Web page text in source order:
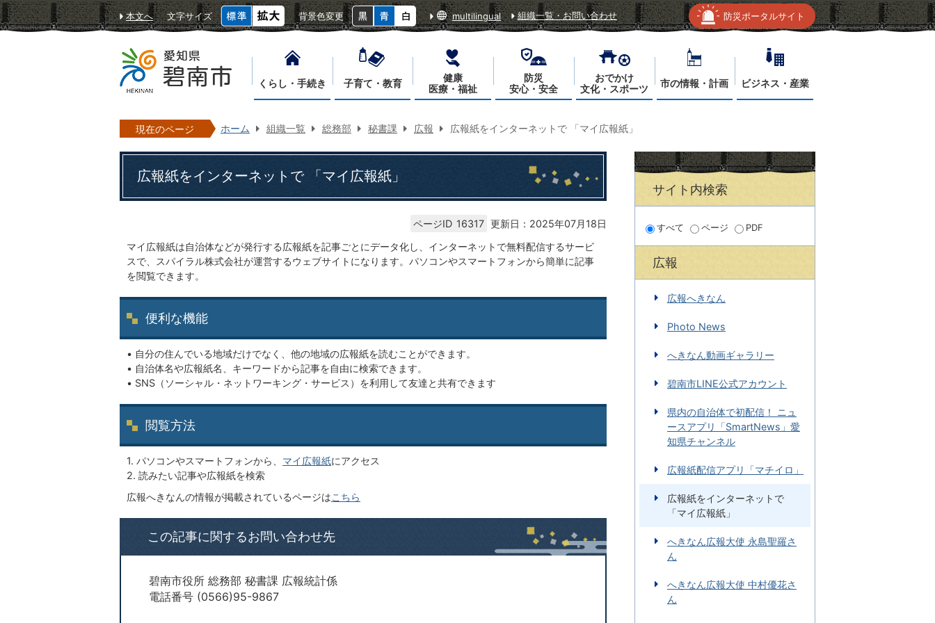
本文へ 文字サイズ 背景色変更 multilingual 組織一覧・お問い合わせ 防災ポータルサイト
くらし・手続き 子育て・教育
健康
医療・福祉
防災
安心・安全
おでかけ
文化・スポーツ
市の情報・計画 ビジネス・産業
現在のページ ホーム 組織一覧 総務部 秘書課 広報 広報紙をインターネットで 「マイ広報紙」
広報紙をインターネットで 「マイ広報紙」
ページID 16317 更新日：2025年07月18日
マイ広報紙は自治体などが発行する広報紙を記事ごとにデータ化し、インターネットで無料配信するサービ
スで、スパイラル株式会社が運営するウェブサイトになります。パソコンやスマートフォンから簡単に記事
を閲覧できます。
便利な機能
• 自分の住んでいる地域だけでなく、他の地域の広報紙を読むことができます。
• 自治体名や広報紙名、キーワードから記事を自由に検索できます。
• SNS（ソーシャル・ネットワーキング・サービス）を利用して友達と共有できます
閲覧方法
1. パソコンやスマートフォンから、 マイ広報紙にアクセス
2. 読みたい記事や広報紙を検索
広報へきなんの情報が掲載されているページはこちら
この記事に関するお問い合わせ先
碧南市役所 総務部 秘書課 広報統計係
電話番号 (0566)95-9867
サイト内検索
すべて ページ PDF
広報
広報へきなん
Photo News
へきなん動画ギャラリー
碧南市LINE公式アカウント
県内の自治体で初配信！ ニュ
ースアプリ「SmartNews」愛
知県チャンネル
広報紙配信アプリ「マチイロ」
広報紙をインターネットで
「マイ広報紙」
へきなん広報大使 永島聖羅さ
ん
へきなん広報大使 中村優花さ
ん